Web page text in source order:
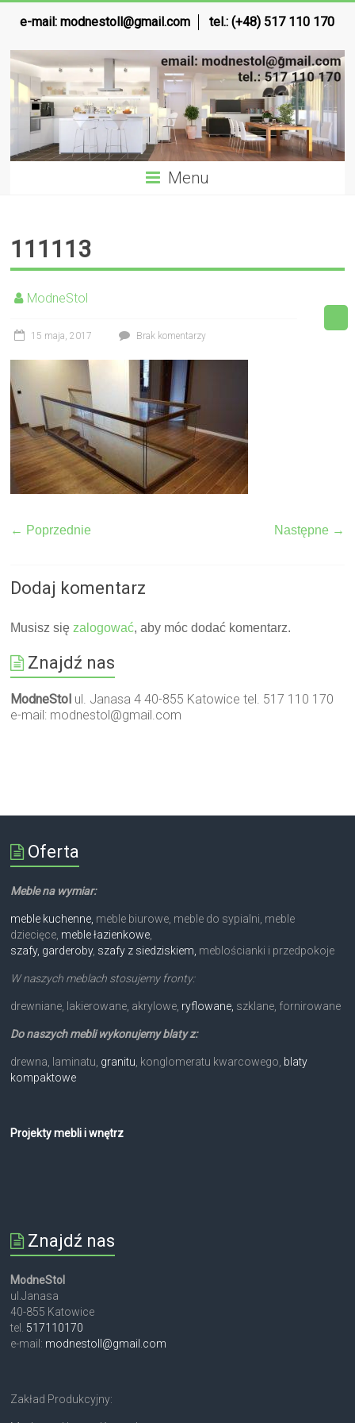
e-mail:modnestoll@gmail.com tel.: (+48) 517 110 170
Menu
111113
ModneStol
15 maja, 2017 Brak komentarzy
← Poprzednie Następne →
Dodaj komentarz
Musisz się zalogować, aby móc dodać komentarz.
Znajdź nas
ModneStol ul. Janasa 4 40-855 Katowice tel. 517 110 170
e-mail: modnestol@gmail.com
Oferta
Meble na wymiar:
meble kuchenne, meble biurowe, meble do sypialni, meble
dziecięce, meble łazienkowe,
szafy, garderoby, szafy z siedziskiem, meblościanki i przedpokoje
W naszych meblach stosujemy fronty:
drewniane, lakierowane, akrylowe, ryflowane, szklane, fornirowane
Do naszych mebli wykonujemy blaty z:
drewna, laminatu, granitu, konglomeratu kwarcowego, blaty
kompaktowe
Projekty mebli i wnętrz
Znajdź nas
ModneStol
ul.Janasa
40-855 Katowice
tel. 517110170
e-mail: modnestoll@gmail.com
Zakład Produkcyjny: